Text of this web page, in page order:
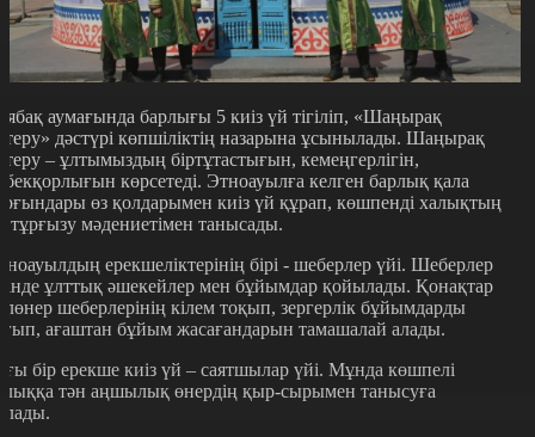
аумағында барлығы 5 киіз үй тігіліп, «Шаңырақ
дәстүрі көпшіліктің назарына ұсынылады. Шаңырақ
– ұлтымыздың біртұтастығын, кемеңгерлігін,
көрсетеді. Этноауылға келген барлық қала
өз қолдарымен киіз үй құрап, көшпенді халықтың
тұрғызу мәдениетімен танысады.
ерекшеліктерінің бірі - шеберлер үйі. Шеберлер
ұлттық әшекейлер мен бұйымдар қойылады. Қонақтар
шеберлерінің кілем тоқып, зергерлік бұйымдарды
ағаштан бұйым жасағандарын тамашалай алады.
бір ерекше киіз үй – саятшылар үйі. Мұнда көшпелі
тән аңшылық өнердің қыр-сырымен танысуға